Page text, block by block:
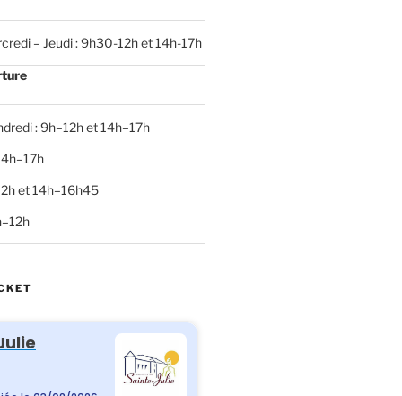
– Jeudi : 9h30-12h et 14h-17h
: 9h–12h et 14h–17h
et 14h–16h45